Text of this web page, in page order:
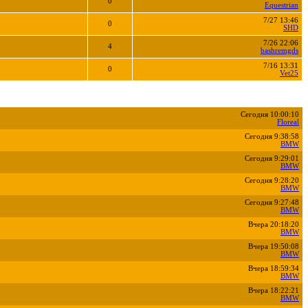
Equestrian
0
7/27 13:46
SHD
4
7/26 22:06
bashremgds
0
7/16 13:31
Vet25
Сегодня 10:00:10
Floreal
Сегодня 9:38:58
BMW
Сегодня 9:29:01
BMW
Сегодня 9:28:20
BMW
Сегодня 9:27:48
BMW
Вчера 20:18:20
BMW
Вчера 19:50:08
BMW
Вчера 18:59:34
BMW
Вчера 18:22:21
BMW